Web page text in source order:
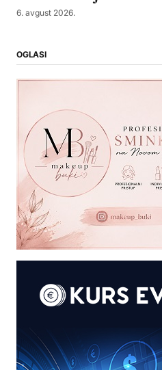
6. avgust 2026.
OGLASI